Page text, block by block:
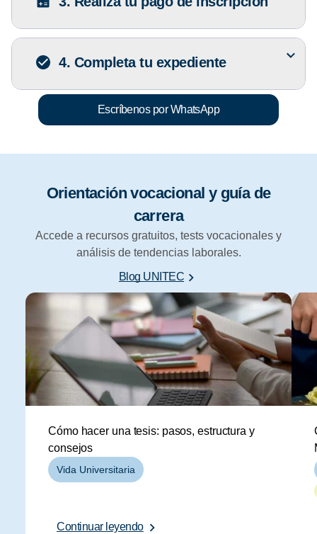
4. Completa tu expediente
Escríbenos por WhatsApp
Orientación vocacional y guía de
carrera
Accede a recursos gratuitos, tests vocacionales y
análisis de tendencias laborales.
Blog UNITEC
Cómo hacer una tesis: pasos, estructura y
consejos
Vida Universitaria
Continuar leyendo